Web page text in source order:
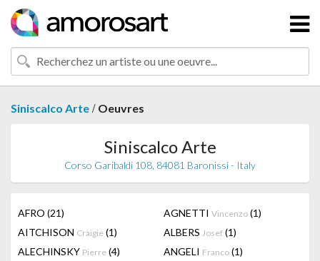
Siniscalco Arte / Oeuvres
Siniscalco Arte
Corso Garibaldi 108, 84081 Baronissi - Italy
AFRO (21) AGNETTI Vincenzo (1)
AITCHISON Craigie (1) ALBERS Josef (1)
ALECHINSKY Pierre (4) ANGELI Franco (1)